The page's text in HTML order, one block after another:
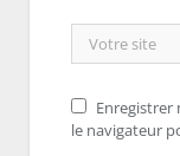
Enregistrer
le navigateur